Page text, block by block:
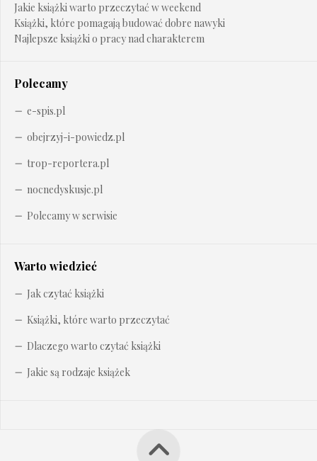
Jakie książki warto przeczytać w weekend
Książki, które pomagają budować dobre nawyki
Najlepsze książki o pracy nad charakterem
Polecamy
e-spis.pl
obejrzyj-i-powiedz.pl
trop-reportera.pl
nocnedyskusje.pl
Polecamy w serwisie
Warto wiedzieć
Jak czytać książki
Książki, które warto przeczytać
Dlaczego warto czytać książki
Jakie są rodzaje książek